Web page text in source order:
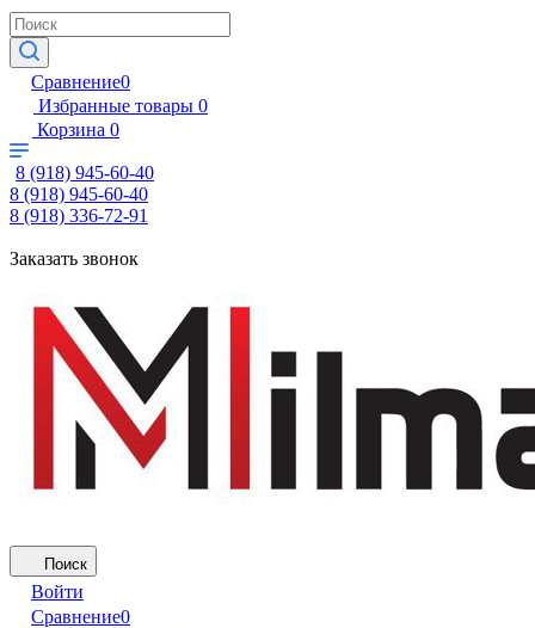
Сравнение0
Избранные товары 0
Корзина 0
8 (918) 945-60-40
8 (918) 945-60-40
8 (918) 336-72-91
Заказать звонок
Поиск
Войти
Сравнение0